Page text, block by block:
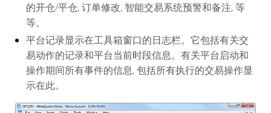
的开仓/平仓, 订单修改, 智能交易系统预警和备注, 等
等。
平台记录显示在工具箱窗口的日志栏。它包括有关交
易动作的记录和平台当前时段信息。有关平台启动和
操作期间所有事件的信息, 包括所有执行的交易操作显
示在此。